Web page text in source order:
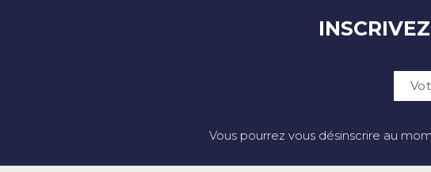
Vous pourrez vous désinscrire au